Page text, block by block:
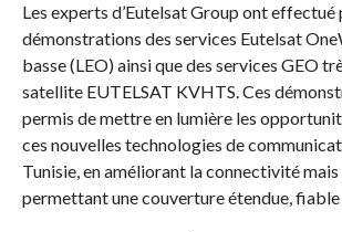
Les experts d’Eutelsat Group ont effectué
démonstrations des services Eutelsat
basse (LEO) ainsi que des services GEO
satellite EUTELSAT KVHTS. Ces
permis de mettre en lumière les
ces nouvelles technologies de
Tunisie, en améliorant la connectivité mais
permettant une couverture étendue,